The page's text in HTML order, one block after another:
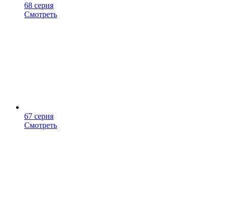
68 серия
Смотреть
67 серия
Смотреть